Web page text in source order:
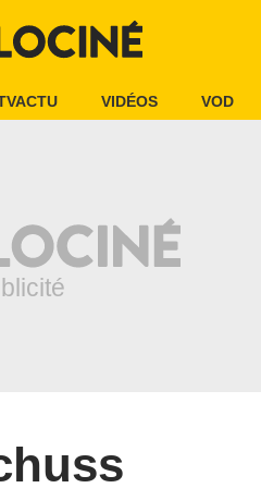
VIDÉOS VOD